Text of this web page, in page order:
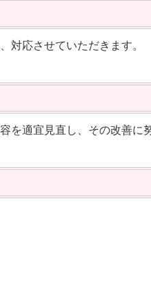
対応させていただきます。
を適宜見直し、その改善に